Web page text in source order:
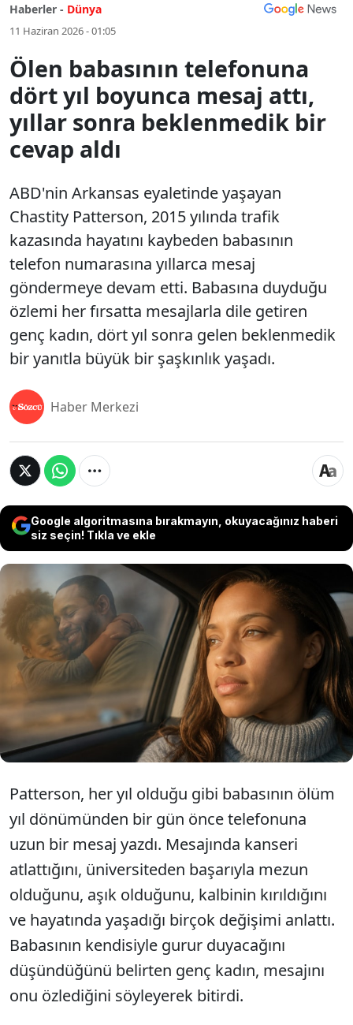
Haberler - Dünya
11 Haziran 2026 - 01:05
Ölen babasının telefonuna
dört yıl boyunca mesaj attı,
yıllar sonra beklenmedik bir
cevap aldı
ABD'nin Arkansas eyaletinde yaşayan
Chastity Patterson, 2015 yılında trafik
kazasında hayatını kaybeden babasının
telefon numarasına yıllarca mesaj
göndermeye devam etti. Babasına duyduğu
özlemi her fırsatta mesajlarla dile getiren
genç kadın, dört yıl sonra gelen beklenmedik
bir yanıtla büyük bir şaşkınlık yaşadı.
Haber Merkezi
Google algoritmasına bırakmayın, okuyacağınız haberi
siz seçin! Tıkla ve ekle
ABD'nin Arkansas eyaletinde yaşayan Chastity
Patterson, 2015 yılında trafik kazasında hayatını
kaybeden babasının telefon numarasına yıllarca
mesaj göndermeye devam etti. Babasına
duyduğu özlemi her fırsatta mesajlarla dile
getiren genç kadın, dört yıl sonra gelen
beklenmedik bir yanıtla büyük bir şaşkınlık
yaşadı.
Patterson, her yıl olduğu gibi babasının ölüm
yıl dönümünden bir gün önce telefonuna
uzun bir mesaj yazdı. Mesajında kanseri
atlattığını, üniversiteden başarıyla mezun
olduğunu, aşık olduğunu, kalbinin kırıldığını
ve hayatında yaşadığı birçok değişimi anlattı.
Babasının kendisiyle gurur duyacağını
düşündüğünü belirten genç kadın, mesajını
onu özlediğini söyleyerek bitirdi.